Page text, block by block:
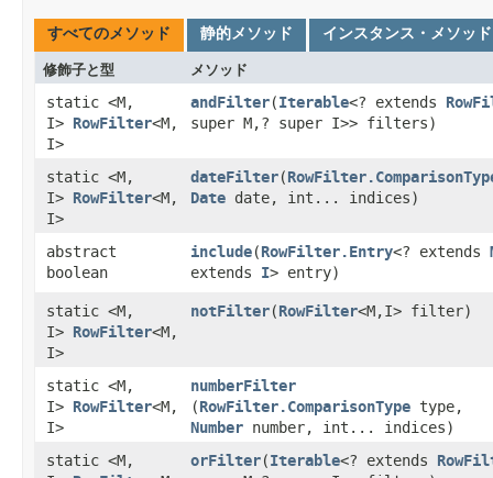
すべてのメソッド 静的メソッド インスタンス・メソッド
修飾子と型 メソッド
static <M,​
I> RowFilter<M,​
I>
andFilter​(Iterable<? extends
super M,​? super I>> filters)
static <M,​
I> RowFilter<M,​
I>
dateFilter​(
Date date, int... indices)
abstract
boolean
include​(RowFilter.Entry<? extends
extends I> entry)
static <M,​
I> RowFilter<M,​
I>
notFilter​(RowFilter<M,​I> filter)
static <M,​
I> RowFilter<M,​
I>
numberFilter
(RowFilter.ComparisonType type,
Number number, int... indices)
static <M,​
orFilter​(Iterable<? extends